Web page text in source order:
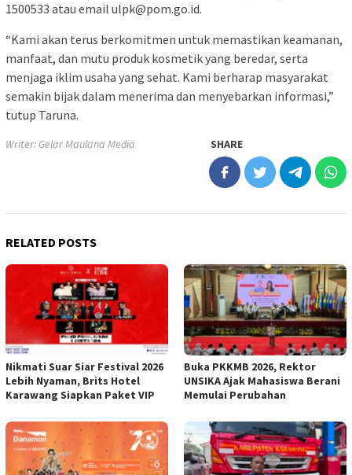
1500533 atau email ulpk@pom.go.id.
“Kami akan terus berkomitmen untuk memastikan keamanan,
manfaat, dan mutu produk kosmetik yang beredar, serta
menjaga iklim usaha yang sehat. Kami berharap masyarakat
semakin bijak dalam menerima dan menyebarkan informasi,”
tutup Taruna.
Writer: Gelar Maulana Media SHARE
RELATED POSTS
Nikmati Suar Siar Festival 2026
Lebih Nyaman, Brits Hotel
Karawang Siapkan Paket VIP
Buka PKKMB 2026, Rektor
UNSIKA Ajak Mahasiswa Berani
Memulai Perubahan